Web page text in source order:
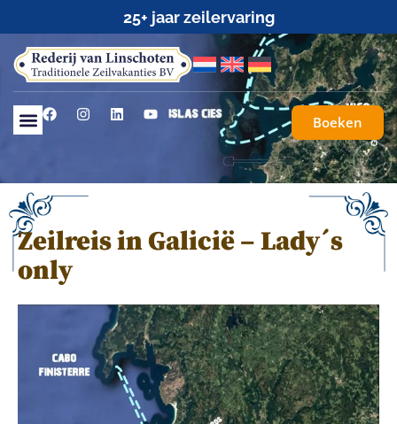
25+ jaar zeilervaring
Boeken
Zeilreis in Galicië – Lady´s
only